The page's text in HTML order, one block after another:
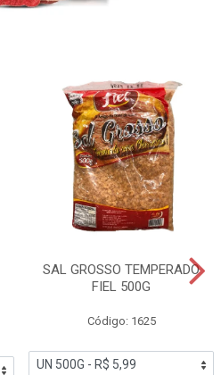
SAL GROSSO TEMPERADO
FIEL 500G
Código: 1625